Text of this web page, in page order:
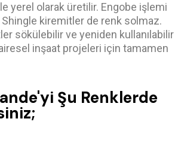
yerel olarak üretilir. Engobe işlemi
kiremitler de renk solmaz.
sökülebilir ve yeniden kullanılabilir
inşaat projeleri için tamamen
Şu Renklerde